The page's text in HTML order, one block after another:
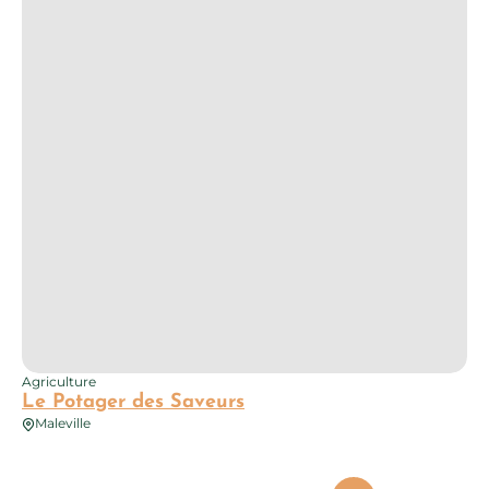
Agriculture
Le Potager des Saveurs
Maleville